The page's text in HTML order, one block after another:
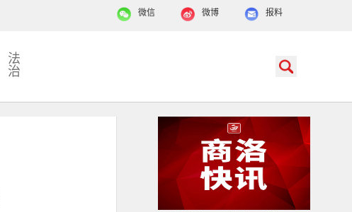
报料
微博
微信
法
治